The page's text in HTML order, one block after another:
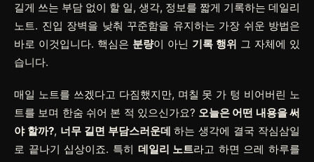
길게 쓰는 부담 없이 할 일, 생각, 정보를 짧게 기록하는 데일리
노트. 진입 장벽을 낮춰 꾸준함을 유지하는 가장 쉬운 방법은
바로 이것입니다. 핵심은 분량이 아닌 기록 행위 그 자체에 있
습니다.
매일 노트를 쓰겠다고 다짐했지만, 며칠 못 가 텅 비어버린 노
트를 보며 한숨 쉬어 본 적 있으신가요? 오늘은 어떤 내용을 써
야 할까?, 너무 길면 부담스러운데 하는 생각에 결국 작심삼일
로 끝나기 십상이죠. 특히 데일리 노트라고 하면 으레 하루를